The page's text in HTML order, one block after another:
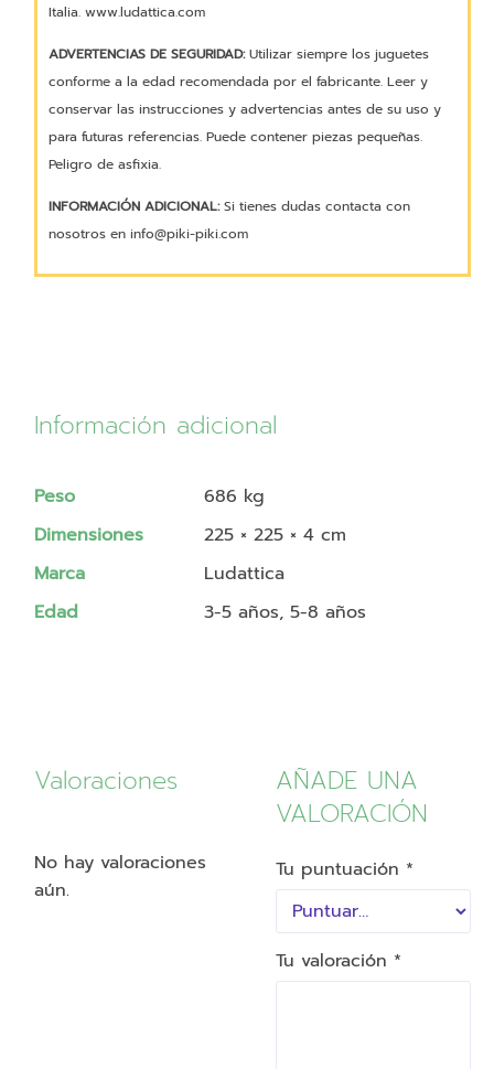
Italia. www.ludattica.com
ADVERTENCIAS DE SEGURIDAD:Utilizar siempre los juguetes
conforme a la edad recomendada por el fabricante. Leer y
conservar las instrucciones y advertencias antes de su uso y
para futuras referencias. Puede contener piezas pequeñas.
Peligro de asfixia.
INFORMACIÓN ADICIONAL:Si tienes dudas contacta con
nosotros en info@piki-piki.com
Información adicional
Peso
686 kg
Dimensiones
225 × 225 × 4 cm
Marca
Ludattica
Edad
3-5 años, 5-8 años
Valoraciones
No hay valoraciones
aún.
AÑADE UNA
VALORACIÓN
Tu puntuación *
Tu valoración *